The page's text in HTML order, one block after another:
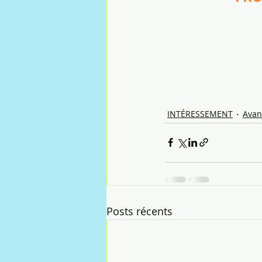
INTÉRESSEMENT
Posts récents